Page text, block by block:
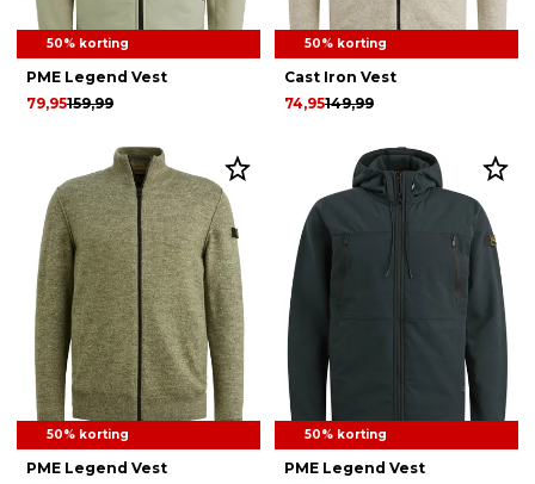
50% korting
PME Legend Vest
159,99
79,95
50% korting
Cast Iron Vest
149,99
74,95
50% korting
PME Legend Vest
50% korting
PME Legend Vest